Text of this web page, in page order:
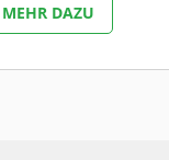
MEHR DAZU